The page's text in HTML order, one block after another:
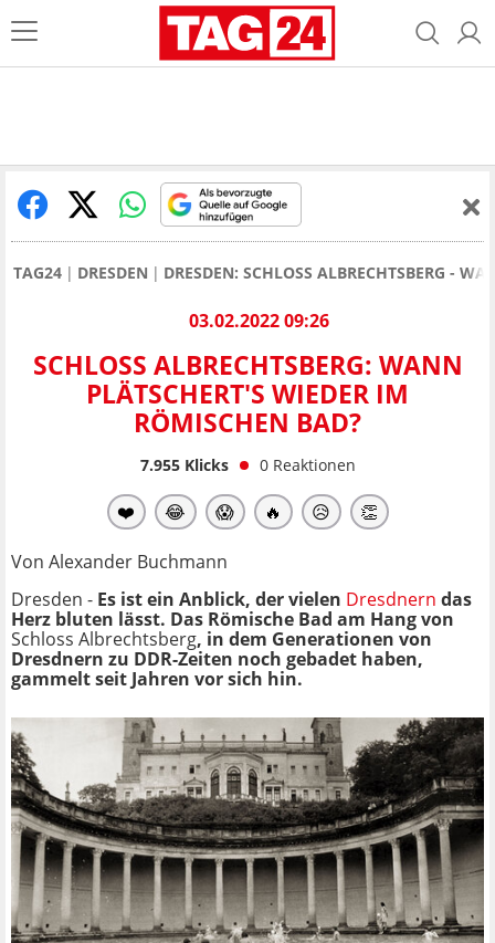
TAG24 DRESDEN DRESDEN: SCHLOSS ALBRECHTSBERG -
03.02.2022 09:26
SCHLOSS ALBRECHTSBERG: WANN
PLÄTSCHERT'S WIEDER IM
RÖMISCHEN BAD?
7.955Klicks 0 Reaktionen
❤️ 😂 😱 🔥 😥 👏
Von Alexander Buchmann
Dresden - Es ist ein Anblick, der vielen Dresdnern das
Herz bluten lässt. Das Römische Bad am Hang von
Schloss Albrechtsberg, in dem Generationen von
Dresdnern zu DDR-Zeiten noch gebadet haben,
gammelt seit Jahren vor sich hin.